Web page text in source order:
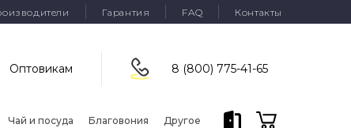
Гарантия FAQ Контакты
Оптовикам 8 (800) 775-41-65
Чай и посуда Благовония Другое